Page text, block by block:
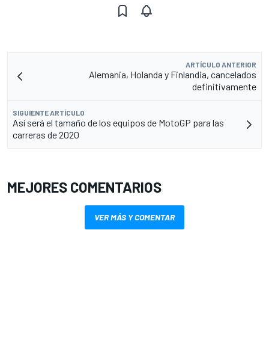
ARTÍCULO ANTERIOR
Alemania, Holanda y Finlandia, cancelados
definitivamente
SIGUIENTE ARTÍCULO
Así será el tamaño de los equipos de MotoGP para las
carreras de 2020
MEJORES COMENTARIOS
VER MÁS Y COMENTAR